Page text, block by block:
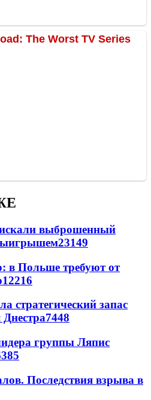
выброшенный
23149
в Польше требуют от
12216
стратегический запас
Днестра7448
группы Ляпис
Последствия взрыва в